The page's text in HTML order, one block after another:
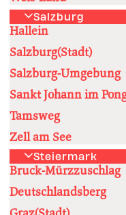
Salzburg
Hallein
Salzburg(Stadt)
Salzburg-Umgebung
Sankt Johann im
Tamsweg
Zell am See
Steiermark
Bruck-Mürzzuschlag
Deutschlandsberg